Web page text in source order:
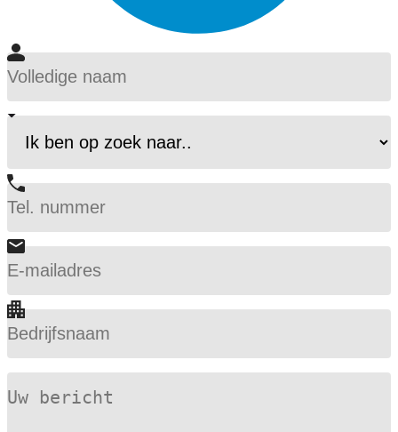
Volledige
naam(Vereist)
Volledige
ben
zoek
naar..
(Vereist)
Telefoon
E-
mailadres (Vereist)
Bedrijfsnaam